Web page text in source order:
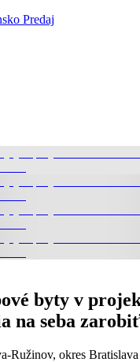
Predaj
byty v
na seba
Ružinov, okres